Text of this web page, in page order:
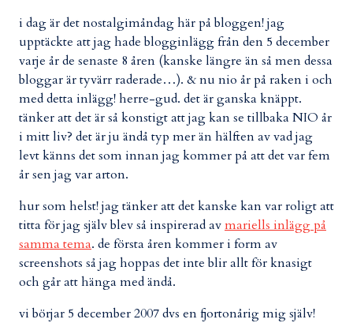
i dag är det nostalgimåndag här på bloggen! jag
upptäckte att jag hade blogginlägg från den 5 december
varje år de senaste 8 åren (kanske längre än så men dessa
bloggar är tyvärr raderade…). & nu nio år på raken i och
med detta inlägg! herre-gud. det är ganska knäppt.
tänker att det är så konstigt att jag kan se tillbaka NIO år
i mitt liv? det är ju ändå typ mer än hälften av vad jag
levt känns det som innan jag kommer på att det var fem
år sen jag var arton.
hur som helst! jag tänker att det kanske kan var roligt att
titta för jag själv blev så inspirerad avmariells inlägg på
samma tema. de första åren kommer i form av
screenshots så jag hoppas det inte blir allt för knasigt
och går att hänga med ändå.
vi börjar 5 december 2007 dvs en fjortonårig mig själv!